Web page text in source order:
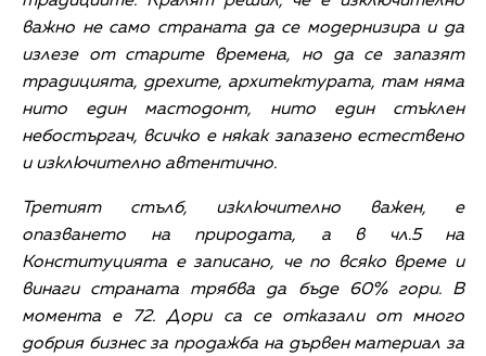
важно не само страната да се модернизира и да
излезе от старите времена, но да се запазят
традицията, дрехите, архитектурата, там няма
нито един мастодонт, нито един стъклен
небостъргач, всичко е някак запазено естествено
и изключително автентично.
Третият стълб, изключително важен, е
опазването на природата, а в чл.5 на
Конституцията е записано, че по всяко време и
винаги страната трябва да бъде 60% гори. В
момента е 72. Дори са се отказали от много
добрия бизнес за продажба на дървен материал за